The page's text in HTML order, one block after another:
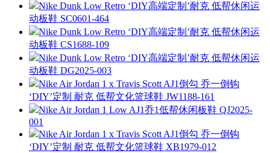
Nike Dunk Low Retro ‘DIY高端定制’耐克 低帮休闲运
动板鞋 SC0601-464
Nike Dunk Low Retro ‘DIY高端定制’耐克 低帮休闲运
动板鞋 CS1688-109
Nike Dunk Low Retro ‘DIY高端定制’耐克 低帮休闲运
动板鞋 DG2025-003
Nike Air Jordan 1 x Travis Scott AJ1倒勾 乔一倒钩
‘DIY’定制 耐克 低帮文化篮球鞋 JW1188-161
Nike Air Jordan 1 Low AJ1乔1低帮休闲板鞋 QJ2025-
001
Nike Air Jordan 1 x Travis Scott AJ1倒勾 乔一倒钩
‘DIY’定制 耐克 低帮文化篮球鞋 XB1979-012